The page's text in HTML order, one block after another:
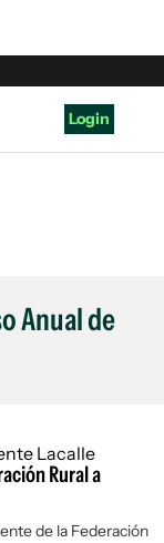
Login
Anual de
Rural a
de la Federación